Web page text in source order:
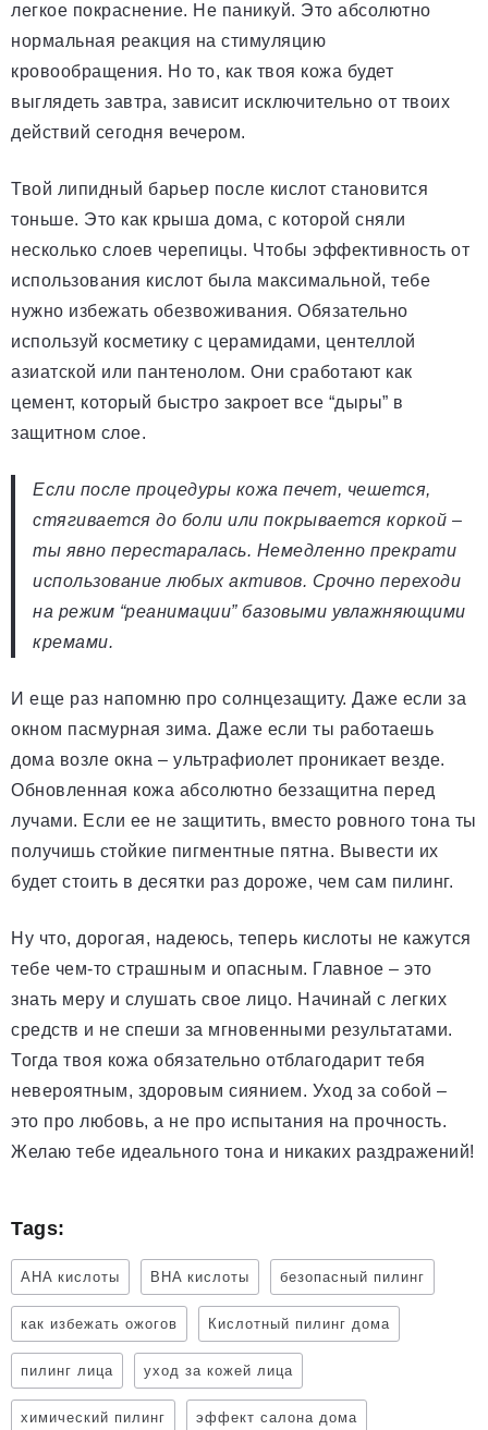
легкое покраснение. Не паникуй. Это абсолютно
нормальная реакция на стимуляцию
кровообращения. Но то, как твоя кожа будет
выглядеть завтра, зависит исключительно от твоих
действий сегодня вечером.
Твой липидный барьер после кислот становится
тоньше. Это как крыша дома, с которой сняли
несколько слоев черепицы. Чтобы эффективность от
использования кислот была максимальной, тебе
нужно избежать обезвоживания. Обязательно
используй косметику с церамидами, центеллой
азиатской или пантенолом. Они сработают как
цемент, который быстро закроет все “дыры” в
защитном слое.
Если после процедуры кожа печет, чешется,
стягивается до боли или покрывается коркой –
ты явно перестаралась. Немедленно прекрати
использование любых активов. Срочно переходи
на режим “реанимации” базовыми увлажняющими
кремами.
И еще раз напомню про солнцезащиту. Даже если за
окном пасмурная зима. Даже если ты работаешь
дома возле окна – ультрафиолет проникает везде.
Обновленная кожа абсолютно беззащитна перед
лучами. Если ее не защитить, вместо ровного тона ты
получишь стойкие пигментные пятна. Вывести их
будет стоить в десятки раз дороже, чем сам пилинг.
Ну что, дорогая, надеюсь, теперь кислоты не кажутся
тебе чем-то страшным и опасным. Главное – это
знать меру и слушать свое лицо. Начинай с легких
средств и не спеши за мгновенными результатами.
Тогда твоя кожа обязательно отблагодарит тебя
невероятным, здоровым сиянием. Уход за собой –
это про любовь, а не про испытания на прочность.
Желаю тебе идеального тона и никаких раздражений!
Tags:
AHA кислоты BHA кислоты безопасный пилинг
как избежать ожогов Кислотный пилинг дома
пилинг лица уход за кожей лица
химический пилинг эффект салона дома